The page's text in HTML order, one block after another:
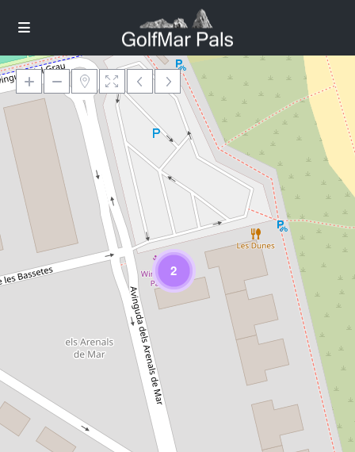
2
Loading Maps